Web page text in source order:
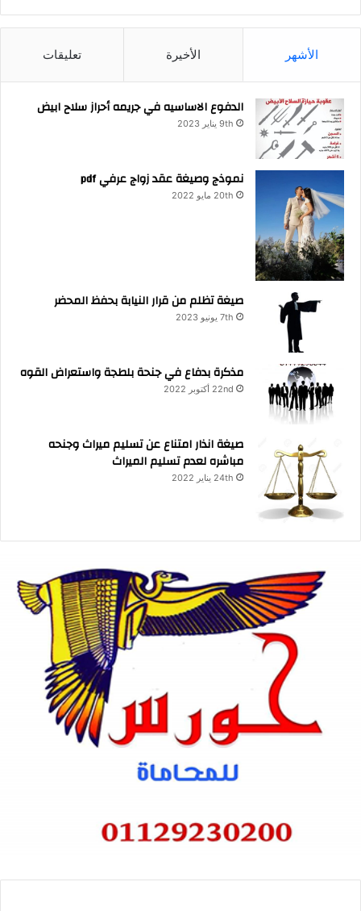
الأشهر الأخيرة تعليقات
الدفوع الاساسيه في جريمه أحراز سلاح ابيض
9th يناير 2023
نموذج وصيغة عقد زواج عرفي pdf
20th مايو 2022
صيغة تظلم من قرار النيابة بحفظ المحضر
7th يونيو 2023
مذكرة بدفاع في جنحة بلطجة واستعراض القوه
22nd أكتوبر 2022
صيغة انذار امتناع عن تسليم ميراث وجنحه
مباشره لعدم تسليم الميراث
24th يناير 2022